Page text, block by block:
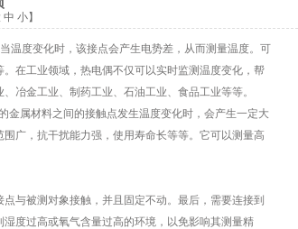
中 小】
温度变化时，该接点会产生电势差，从而测量温度。可
在工业领域，热电偶不仅可以实时监测温度变化，帮
冶金工业、制药工业、石油工业、食品工业等等。
属材料之间的接触点发生温度变化时，会产生一定大
广，抗干扰能力强，使用寿命长等等。它可以测量高
与被测对象接触，并且固定不动。最后，需要连接到
度过高或氧气含量过高的环境，以免影响其测量精